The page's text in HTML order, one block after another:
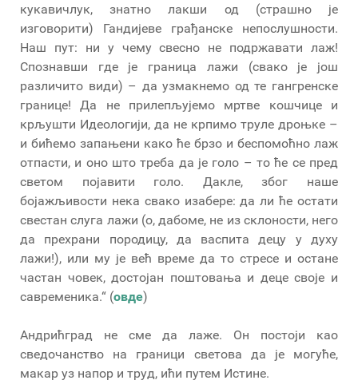
кукавичлук, знатно лакши од (страшно је
изговорити) Гандијеве грађанске непослушности.
Наш пут: ни у чему свесно не подржавати лаж!
Спознавши где је граница лажи (свако је још
различито види) – да узмакнемо од те гангренске
границе! Да не прилепљујемо мртве кошчице и
крљушти Идеологији, да не крпимо труле дроњке –
и бићемо запањени како ће брзо и беспомоћно лаж
отпасти, и оно што треба да је голо – то ће се пред
светом појавити голо. Дакле, због наше
бојажљивости нека свако изабере: да ли ће остати
свестан слуга лажи (о, дабоме, не из склоности, него
да прехрани породицу, да васпита децу у духу
лажи!), или му је већ време да то стресе и остане
частан човек, достојан поштовања и деце своје и
савременика.“ (овде)
Андрићград не сме да лаже. Он постоји као
сведочанство на граници светова да је могуће,
макар уз напор и труд, ићи путем Истине.